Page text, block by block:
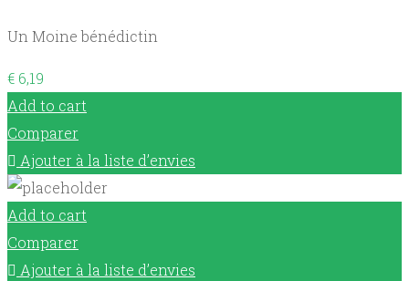
Un Moine bénédictin
€ 6,19
Add to cart
Comparer
Ajouter à la liste d’envies
Add to cart
Comparer
Ajouter à la liste d’envies